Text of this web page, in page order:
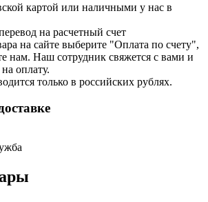
картой или наличными у нас в
на расчетный счет
на сайте выберите "Оплата по счету",
нам. Наш сотрудник свяжется с вами и
оплату.
только в российских рублях.